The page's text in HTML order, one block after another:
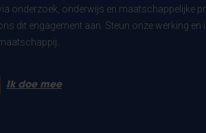
onderzoek, onderwijs en maatschappelijke
dit engagement aan. Steun onze werking en
Ik doe mee